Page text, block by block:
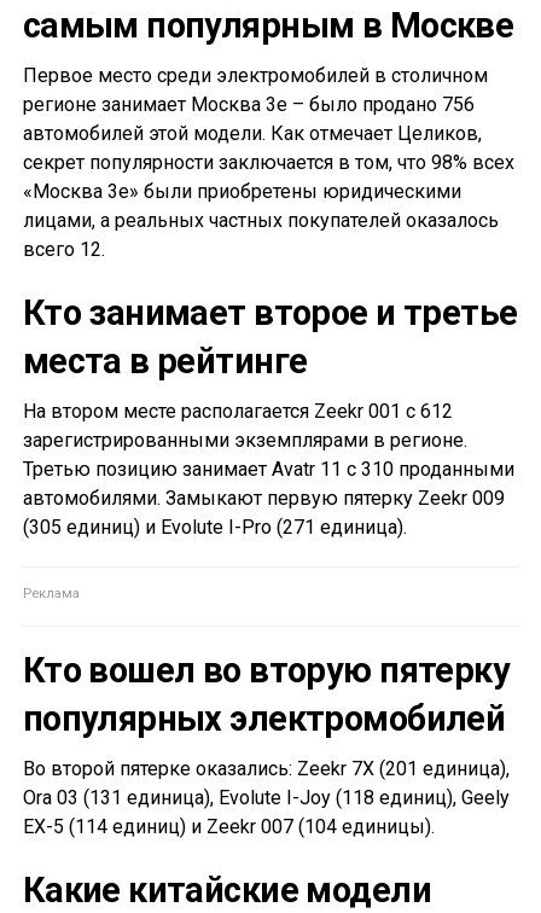
самым популярным в Москве
Первое место среди электромобилей в столичном
регионе занимает Москва 3е – было продано 756
автомобилей этой модели. Как отмечает Целиков,
секрет популярности заключается в том, что 98% всех
«Москва 3е» были приобретены юридическими
лицами, а реальных частных покупателей оказалось
всего 12.
Кто занимает второе и третье
места в рейтинге
На втором месте располагается Zeekr 001 с 612
зарегистрированными экземплярами в регионе.
Третью позицию занимает Avatr 11 с 310 проданными
автомобилями. Замыкают первую пятерку Zeekr 009
(305 единиц) и Evolute I-Pro (271 единица).
Кто вошел во вторую пятерку
популярных электромобилей
Во второй пятерке оказались: Zeekr 7X (201 единица),
Ora 03 (131 единица), Evolute I-Joy (118 единиц), Geely
EX-5 (114 единиц) и Zeekr 007 (104 единицы).
Какие китайские модели